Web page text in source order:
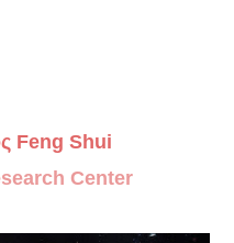
Feng Shui
Center